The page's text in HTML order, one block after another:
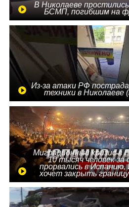
В Николаеве
БСМП, погибшим на
Из-за атаки РФ
техники в Николаеве
Миграционный кризис в
10 тысяч человек за
прорвались в
хочет закрыть